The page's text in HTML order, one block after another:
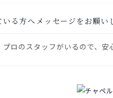
る方へメッセージをお願い
ロのスタッフがいるので、安